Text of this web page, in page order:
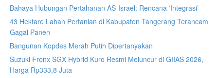
Bahaya Hubungan Pertahanan AS-Israel: Rencana ‘Integrasi’
43 Hektare Lahan Pertanian di Kabupaten Tangerang Terancam
Gagal Panen
Bangunan Kopdes Merah Putih Dipertanyakan
Suzuki Fronx SGX Hybrid Kuro Resmi Meluncur di GIIAS 2026,
Harga Rp333,8 Juta